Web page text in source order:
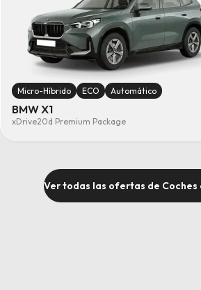
Micro-Híbrido ECO Automático
BMW X1
xDrive20d Premium Package
Ver todas las ofertas de Coches